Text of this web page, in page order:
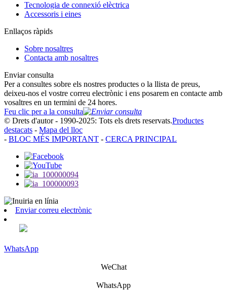
Tecnologia de connexió elèctrica
Accessoris i eines
Enllaços ràpids
Sobre nosaltres
Contacta amb nosaltres
Enviar consulta
Per a consultes sobre els nostres productes o la llista de preus,
deixeu-nos el vostre correu electrònic i ens posarem en contacte amb
vosaltres en un termini de 24 hores.
Feu clic per a la consulta
© Drets d'autor - 1990-2025: Tots els drets reservats.Productes
destacats - Mapa del lloc
- BLOC MÉS IMPORTANT - CERCA PRINCIPAL
Enviar correu electrònic
WhatsApp
WeChat
WhatsApp